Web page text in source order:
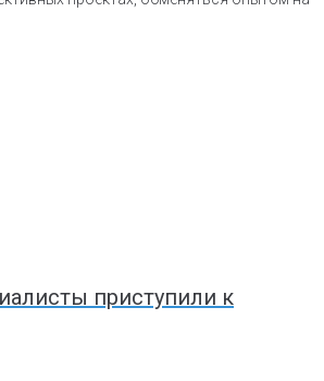
приступили к